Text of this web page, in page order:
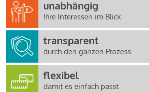
unabhängig
Ihre Interessen im Blick
transparent
durch den ganzen Prozess
flexibel
damit es einfach passt